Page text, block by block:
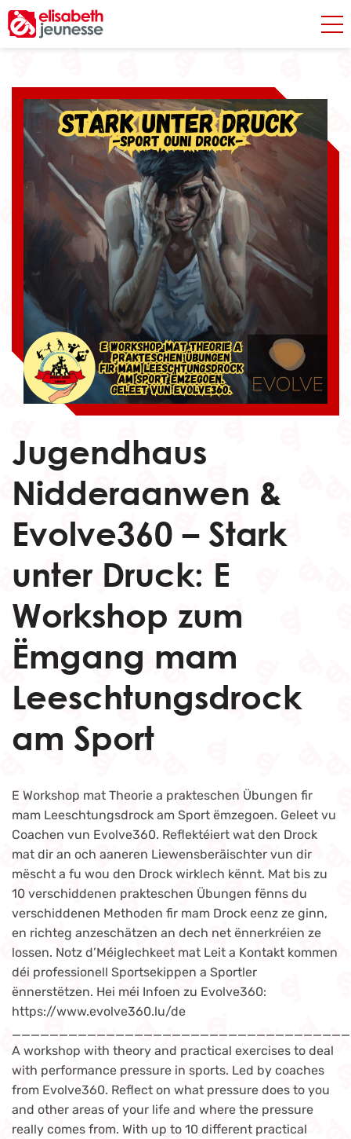
Jugendhaus
Nidderaanwen &
Evolve360 – Stark
unter Druck: E
Workshop zum
Ëmgang mam
Leeschtungsdrock
am Sport
E Workshop mat Theorie a prakteschen Übungen fir
mam Leeschtungsdrock am Sport ëmzegoen. Geleet vu
Coachen vun Evolve360. Reflektéiert wat den Drock
mat dir an och aaneren Liewensberäischter vun dir
mëscht a fu wou den Drock wirklech kënnt. Mat bis zu
10 verschiddenen prakteschen Übungen fënns du
verschiddenen Methoden fir mam Drock eenz ze ginn,
en richteg anzeschätzen an dech net ënnerkréien ze
lossen. Notz d’Méiglechkeet mat Leit a Kontakt kommen
déi professionell Sportsekippen a Sportler
ënnerstëtzen. Hei méi Infoen zu Evolve360:
https://www.evolve360.lu/de
A workshop with theory and practical exercises to deal
with performance pressure in sports. Led by coaches
from Evolve360. Reflect on what pressure does to you
and other areas of your life and where the pressure
really comes from. With up to 10 different practical